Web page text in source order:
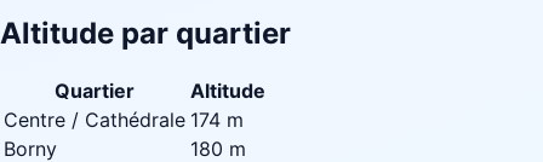
Altitude par quartier
Quartier
Altitude
Centre / Cathédrale 174 m
Borny
180 m